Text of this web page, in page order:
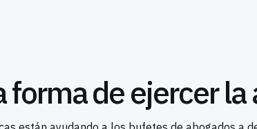
forma de ejercer la